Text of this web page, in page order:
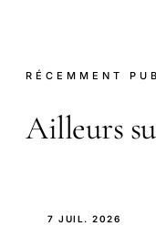
RÉCEMMENT
Ailleurs
7 JUIL. 2026